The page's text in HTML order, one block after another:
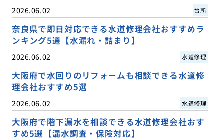
2026.06.02 台所
奈良県で即日対応できる水道修理会社おすすめラ
ンキング5選【水漏れ・詰まり】
2026.06.02 水道修理
大阪府で水回りのリフォームも相談できる水道修
理会社おすすめ5選
2026.06.02 水道修理
大阪府で階下漏水を相談できる水道修理会社おす
すめ5選【漏水調査・保険対応】